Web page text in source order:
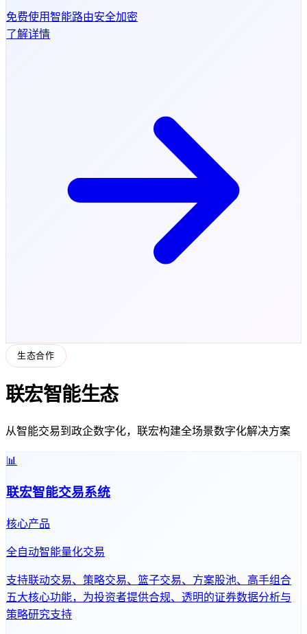
免费使用智能路由安全加密
了解详情
生态合作
联宏智能生态
从智能交易到政企数字化，联宏构建全场景数字化解决方案
📊
联宏智能交易系统
核心产品
全自动智能量化交易
支持联动交易、策略交易、篮子交易、方案股池、高手组合
五大核心功能，为投资者提供合规、透明的证券数据分析与
策略研究支持